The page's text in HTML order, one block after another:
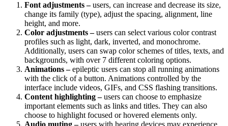
Font adjustments –users, can increase and decrease its size,
change its family (type), adjust the spacing, alignment, line
height, and more.
Color adjustments –users can select various color contrast
profiles such as light, dark, inverted, and monochrome.
Additionally, users can swap color schemes of titles, texts, and
backgrounds, with over 7 different coloring options.
Animations –epileptic users can stop all running animations
with the click of a button. Animations controlled by the
interface include videos, GIFs, and CSS flashing transitions.
Content highlighting –users can choose to emphasize
important elements such as links and titles. They can also
choose to highlight focused or hovered elements only.